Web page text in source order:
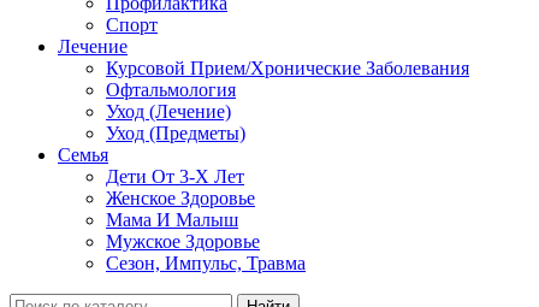
Спорт
Лечение
Курсовой Прием/Хронические Заболевания
Офтальмология
Уход (Лечение)
Уход (Предметы)
Семья
Дети От 3-Х Лет
Женское Здоровье
Мама И Малыш
Мужское Здоровье
Сезон, Импульс, Травма